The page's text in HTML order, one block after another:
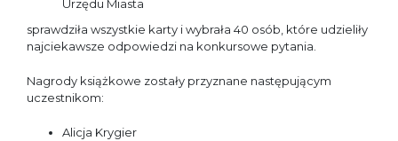
Urzędu Miasta
sprawdziła wszystkie karty i wybrała 40 osób, które udzieliły
najciekawsze odpowiedzi na konkursowe pytania.
Nagrody książkowe zostały przyznane następującym
uczestnikom:
Alicja Krygier